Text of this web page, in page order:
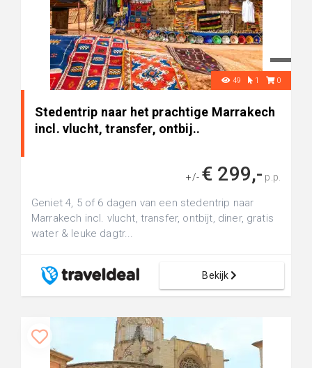
49 1 0
Stedentrip naar het prachtige Marrakech
incl. vlucht, transfer, ontbij..
+/- € 299,- p.p.
Geniet 4, 5 of 6 dagen van een stedentrip naar
Marrakech incl. vlucht, transfer, ontbijt, diner, gratis
water & leuke dagtr...
Bekijk